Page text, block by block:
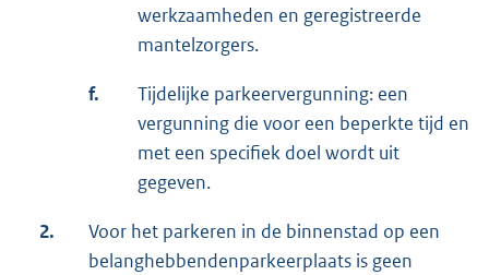
werkzaamheden en geregistreerde
mantelzorgers.
f.
Tijdelijke parkeervergunning: een
vergunning die voor een beperkte tijd en
met een specifiek doel wordt uit
gegeven.
2.
Voor het parkeren in de binnenstad op een
belanghebbendenparkeerplaats is geen